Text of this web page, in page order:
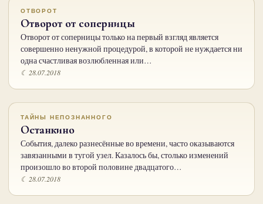
ОТВОРОТ
Отворот от соперницы
Отворот от соперницы только на первый взгляд является
совершенно ненужной процедурой, в которой не нуждается ни
одна счастливая возлюбленная или…
☾ 28.07.2018
ТАЙНЫ НЕПОЗНАННОГО
Останкино
События, далеко разнесённые во времени, часто оказываются
завязанными в тугой узел. Казалось бы, столько изменений
произошло во второй половине двадцатого…
☾ 28.07.2018